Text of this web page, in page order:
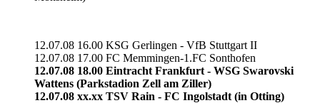
12.07.08 16.00 KSG Gerlingen - VfB Stuttgart II
12.07.08 17.00 FC Memmingen-1.FC Sonthofen
12.07.08 18.00 Eintracht Frankfurt - WSG Swarovski
Wattens (Parkstadion Zell am Ziller)
12.07.08 xx.xx TSV Rain - FC Ingolstadt (in Otting)